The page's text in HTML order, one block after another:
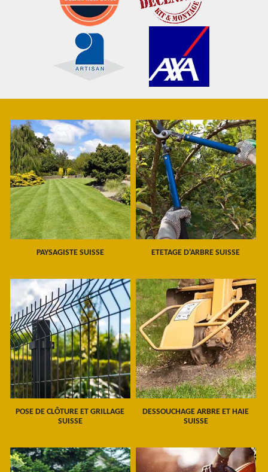
PAYSAGISTE SUISSE ETETAGE D'ARBRE SUISSE
POSE DE CLÔTURE ET GRILLAGE
SUISSE
DESSOUCHAGE ARBRE ET HAIE
SUISSE